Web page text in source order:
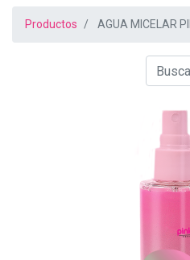
Productos AGUA MICELAR